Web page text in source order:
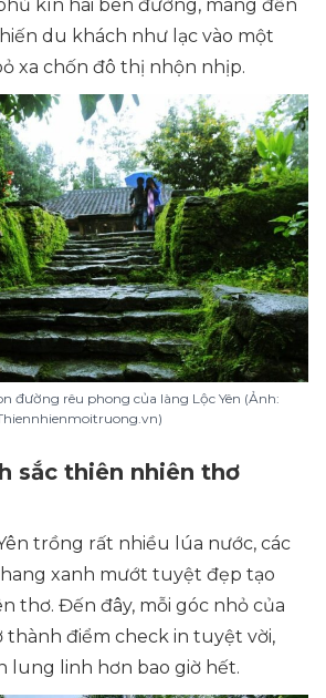
kín hai bên đường, mang đến
du khách như lạc vào một
xa chốn đô thị nhộn nhịp.
đường rêu phong của làng Lộc Yên (Ảnh:
sắc thiên nhiên thơ
trồng rất nhiều lúa nước, các
xanh mướt tuyệt đẹp tạo
thơ. Đến đây, mỗi góc nhỏ của
điểm check in tuyệt vời,
lung linh hơn bao giờ hết.